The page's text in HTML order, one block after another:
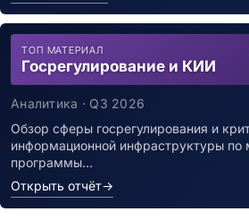
ТОП МАТЕРИАЛ
Госрегулирование и КИИ
Аналитика · Q3 2026
Обзор сферы госрегулирования и
информационной инфраструктуры по
программы…
Открыть отчёт→